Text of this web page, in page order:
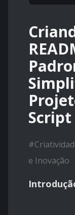
Script
#
e Inovação